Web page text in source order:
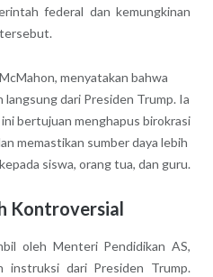
federal dan kemungkinan
menyatakan bahwa
langsung dari Presiden Trump. Ia
bertujuan menghapus birokrasi
memastikan sumber daya lebih
siswa, orang tua, dan guru.
Kontroversial
oleh Menteri Pendidikan AS,
instruksi dari Presiden Trump.